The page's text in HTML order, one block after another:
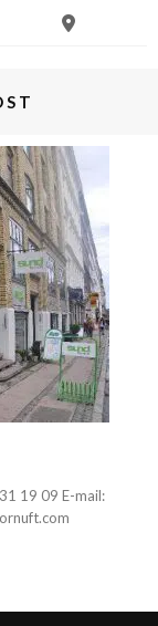
19 09 E-mail: